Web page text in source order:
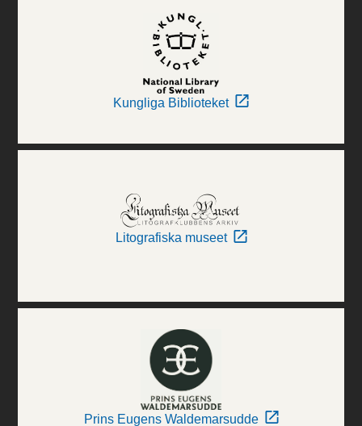
Kungliga Biblioteket
Litografiska museet
Prins Eugens Waldemarsudde